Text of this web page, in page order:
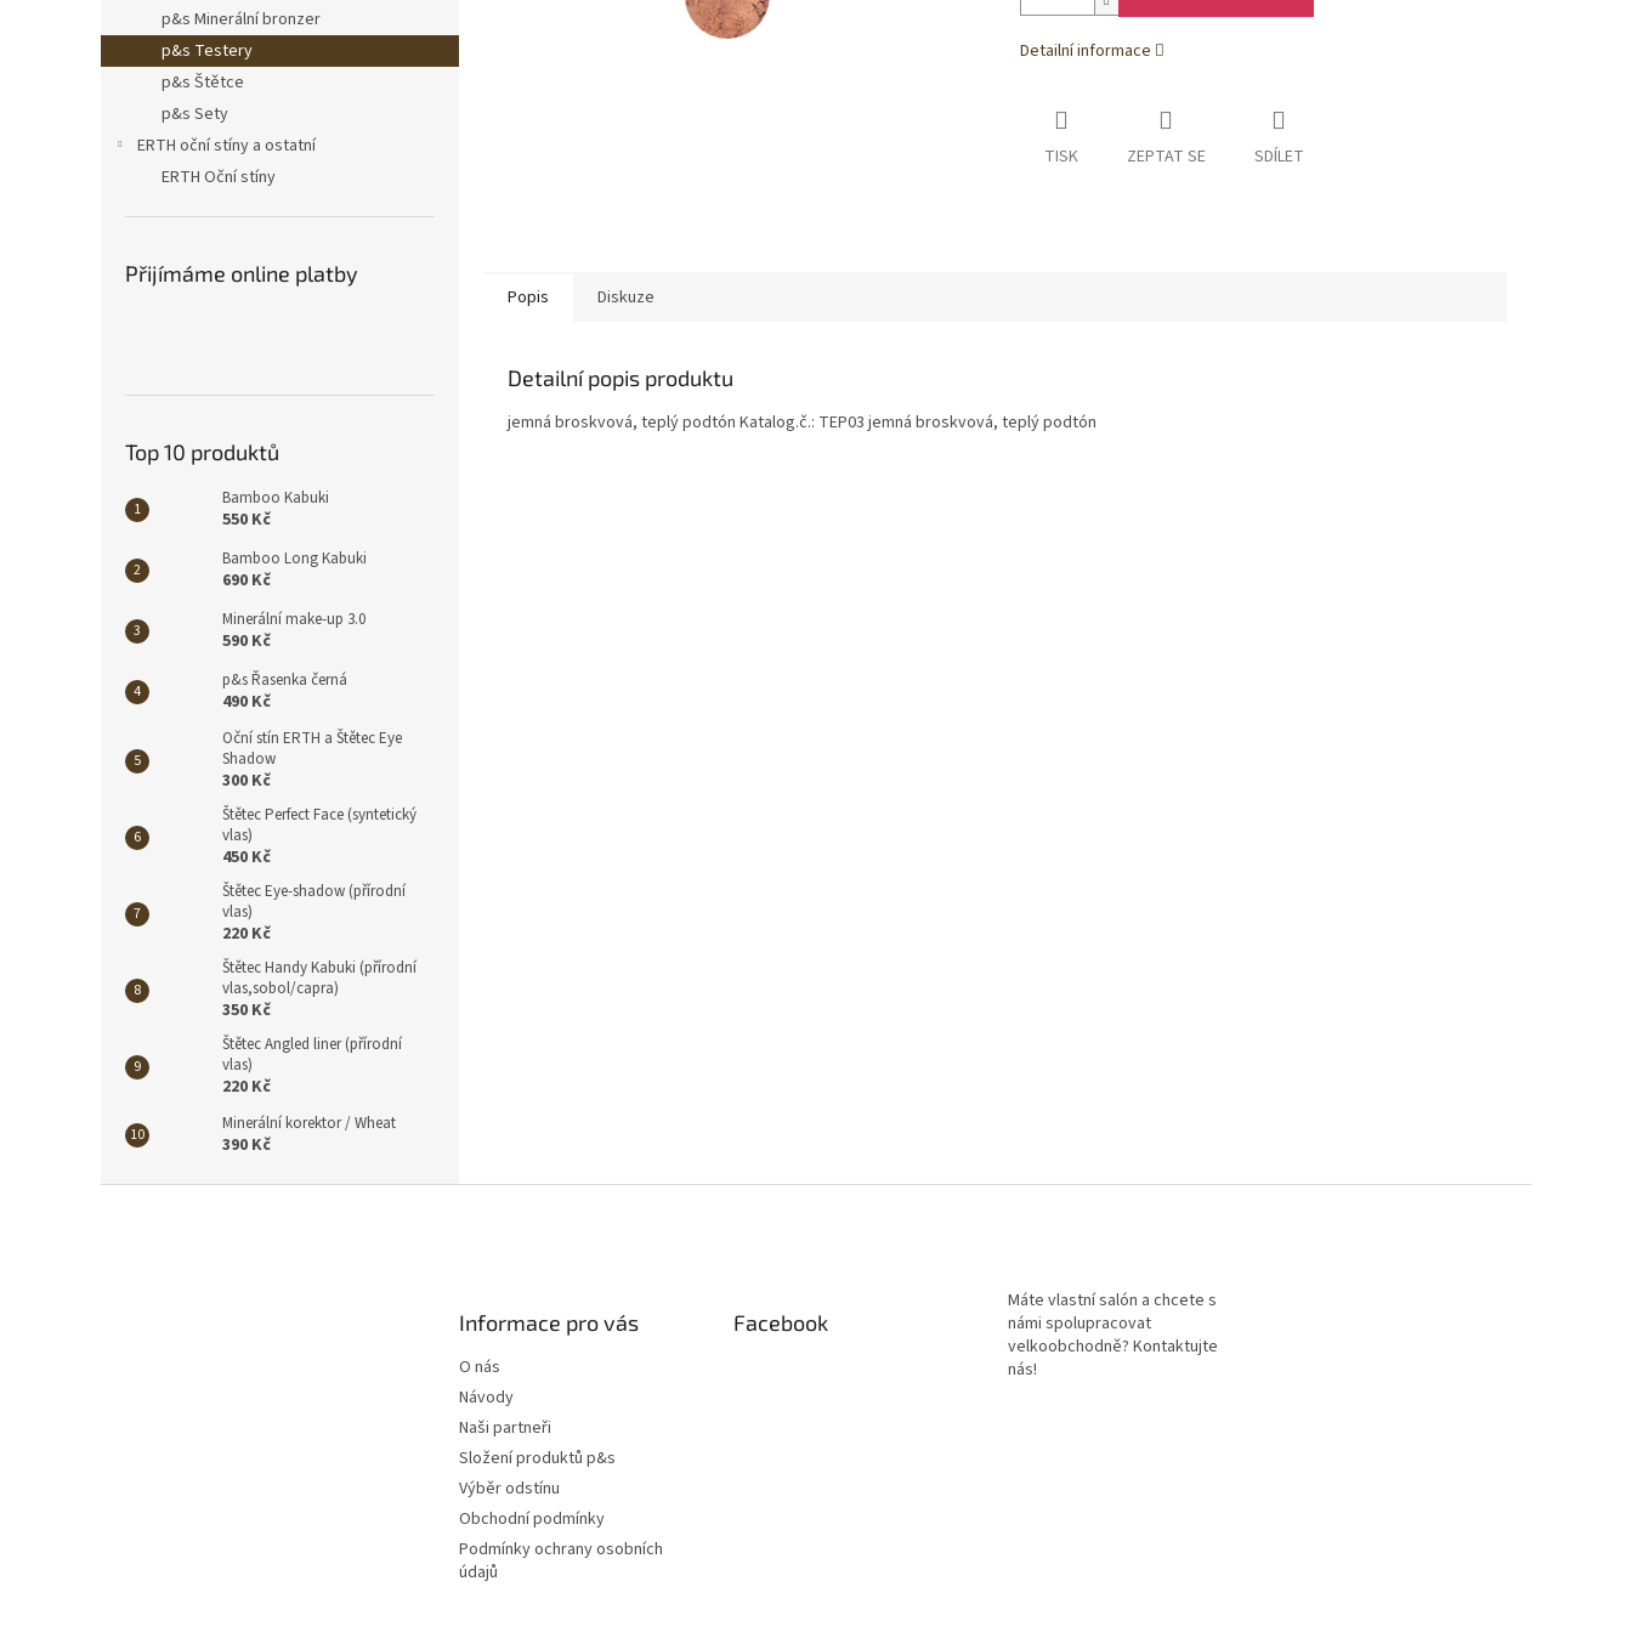
e
l
p&s Minerální bronzer
p&s Testery
p&s Štětce
p&s Sety
ERTH oční stíny a ostatní
ERTH Oční stíny
Přijímáme online platby
Top 10 produktů
Bamboo Kabuki
550 Kč
Bamboo Long Kabuki
690 Kč
Minerální make-up 3.0
590 Kč
p&s Řasenka černá
490 Kč
Oční stín ERTH a Štětec Eye
Shadow
300 Kč
Štětec Perfect Face (syntetický
vlas)
450 Kč
Štětec Eye-shadow (přírodní
vlas)
220 Kč
Štětec Handy Kabuki (přírodní
vlas,sobol/capra)
350 Kč
Štětec Angled liner (přírodní
vlas)
220 Kč
Minerální korektor / Wheat
390 Kč
Detailní informace
TISK ZEPTAT SE SDÍLET
Popis Diskuze
Detailní popis produktu
jemná broskvová, teplý podtón Katalog.č.: TEP03 jemná broskvová, teplý podtón
Informace pro vás
O nás
Návody
Naši partneři
Složení produktů p&s
Výběr odstínu
Obchodní podmínky
Podmínky ochrany osobních
údajů
Facebook
Máte vlastní salón a chcete s
námi spolupracovat
velkoobchodně? Kontaktujte
nás!